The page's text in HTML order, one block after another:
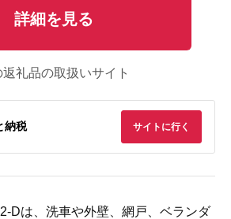
詳細を見る
返礼品の取扱いサイト
納税 サイトに行く
Dは、洗車や外壁、網戸、ベランダ